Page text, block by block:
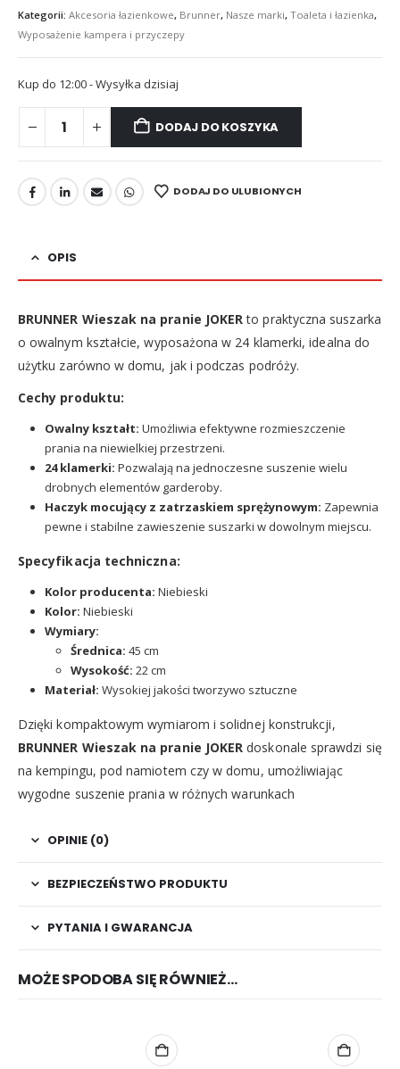
Kategorii: Akcesoria łazienkowe, Brunner, Nasze marki, Toaleta i łazienka,
Wyposażenie kampera i przyczepy
Kup do 12:00 - Wysyłka dzisiaj
DODAJ DO KOSZYKA
DODAJ DO ULUBIONYCH
OPIS
BRUNNER Wieszak na pranie JOKERto praktyczna suszarka
o owalnym kształcie, wyposażona w 24 klamerki, idealna do
użytku zarówno w domu, jak i podczas podróży.
Cechy produktu:
Owalny kształt: Umożliwia efektywne rozmieszczenie
prania na niewielkiej przestrzeni.
24 klamerki: Pozwalają na jednoczesne suszenie wielu
drobnych elementów garderoby.
Haczyk mocujący z zatrzaskiem sprężynowym: Zapewnia
pewne i stabilne zawieszenie suszarki w dowolnym miejscu.
Specyfikacja techniczna:
Kolor producenta: Niebieski
Kolor: Niebieski
Wymiary:
Średnica: 45 cm
Wysokość: 22 cm
Materiał: Wysokiej jakości tworzywo sztuczne
Dzięki kompaktowym wymiarom i solidnej konstrukcji,
BRUNNER Wieszak na pranie JOKER doskonale sprawdzi się
na kempingu, pod namiotem czy w domu, umożliwiając
wygodne suszenie prania w różnych warunkach
OPINIE (0)
BEZPIECZEŃSTWO PRODUKTU
PYTANIA I GWARANCJA
MOŻE SPODOBA SIĘ RÓWNIEŻ…